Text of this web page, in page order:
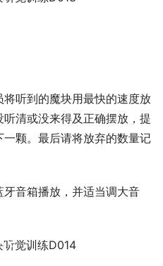
听到的魔块用最快的速度放
清或没来得及正确摆放，提
颗。最后请将放弃的数量记
音箱播放，并适当调大音
觉训练D014